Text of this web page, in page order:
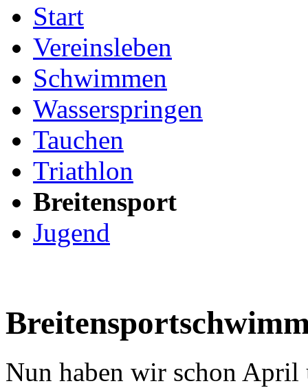
Start
Vereinsleben
Schwimmen
Wasserspringen
Tauchen
Triathlon
Breitensport
Jugend
Nun haben wir schon